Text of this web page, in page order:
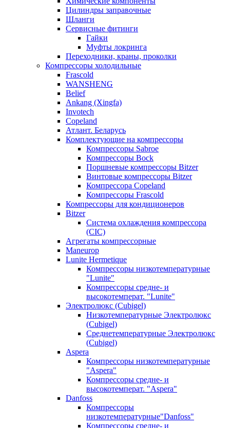
Цилиндры заправочные
Шланги
Сервисные фитинги
Гайки
Муфты локринга
Переходники, краны, проколки
Компрессоры холодильные
Frascold
WANSHENG
Belief
Ankang (Xingfa)
Invotech
Copeland
Атлант. Беларусь
Комплектующие на компрессоры
Компрессоры Sabroe
Компрессоры Bock
Поршневые компрессоры Bitzer
Винтовые компрессоры Bitzer
Компрессора Copeland
Компрессоры Frascold
Компрессоры для кондиционеров
Bitzer
Система охлаждения компрессора
(CIC)
Агрегаты компрессорные
Maneurop
Lunite Hermetique
Компрессоры низкотемпературные
"Lunite"
Компрессоры средне- и
высокотемперат. "Lunite"
Электролюкс (Cubigel)
Низкотемпературные Электролюкс
(Cubigel)
Среднетемпературные Электролюкс
(Cubigel)
Aspera
Компрессоры низкотемпературные
"Aspera"
Компрессоры средне- и
высокотемперат. "Aspera"
Danfoss
Компрессоры
низкотемпературные"Danfoss"
Компрессоры средне- и